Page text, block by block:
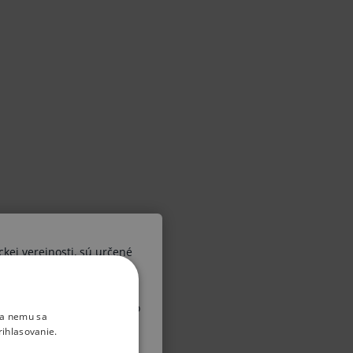
verejnosti, sú určené
osôb. V prípade, že by
alebo liečebného
Vás, že sa
nemu sa